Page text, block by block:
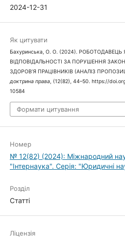
2024-12-31
Як цитувати
Бахуринська, О. О. (2024). РОБОТОДАВЕЦЬ
ВІДПОВІДАЛЬНОСТІ ЗА ПОРУШЕННЯ
ЗДОРОВ’Я ПРАЦІВНИКІВ (АНАЛІЗ
доктрина права, (12(82), 44–50. https://
10584
Формати цитування
Номер
№ 12(82) (2024): Міжнародний
"Інтернаука". Серія: "Юридичні
Розділ
Статті
Ліцензія